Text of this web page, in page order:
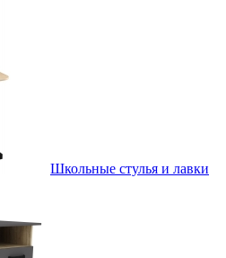
Школьные стулья и лавки